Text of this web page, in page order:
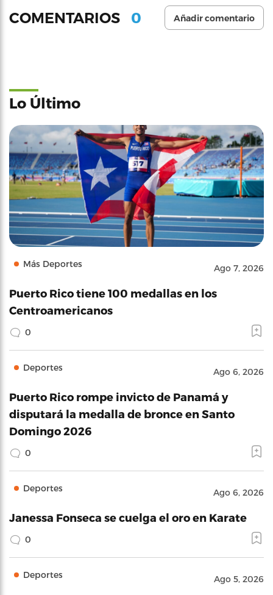
COMENTARIOS 0 Añadir comentario
Lo Último
Más Deportes Ago 7, 2026
Puerto Rico tiene 100 medallas en los
Centroamericanos
0
Deportes Ago 6, 2026
Puerto Rico rompe invicto de Panamá y
disputará la medalla de bronce en Santo
Domingo 2026
0
Deportes Ago 6, 2026
Janessa Fonseca se cuelga el oro en Karate
0
Deportes Ago 5, 2026